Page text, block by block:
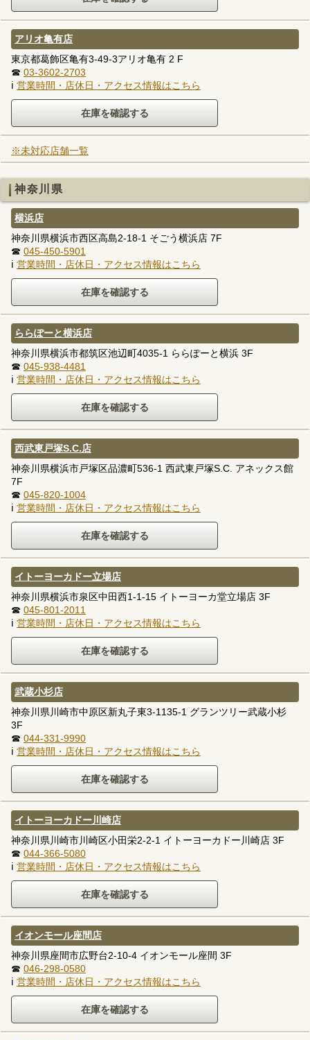
アリオ亀有店
東京都葛飾区亀有3-49-3アリオ亀有 2 F
☎ 03-3602-2703
ℹ 営業時間・店休日・アクセス情報はこちら
※未対応店舗一覧
神奈川県
横浜店
神奈川県横浜市西区高島2-18-1 そごう横浜店 7F
☎ 045-450-5901
ℹ 営業時間・店休日・アクセス情報はこちら
ららぽーと横浜店
神奈川県横浜市都筑区池辺町4035-1 ららぽーと横浜 3F
☎ 045-938-4481
ℹ 営業時間・店休日・アクセス情報はこちら
西武東戸塚S.C.店
神奈川県横浜市戸塚区品濃町536-1 西武東戸塚S.C. アネックス館
7F
☎ 045-820-1004
ℹ 営業時間・店休日・アクセス情報はこちら
イトーヨーカドー立場店
神奈川県横浜市泉区中田西1-1-15 イトーヨーカ堂立場店 3F
☎ 045-801-2011
ℹ 営業時間・店休日・アクセス情報はこちら
武蔵小杉店
神奈川県川崎市中原区新丸子東3-1135-1 グランツリー武蔵小杉
3F
☎ 044-331-9990
ℹ 営業時間・店休日・アクセス情報はこちら
イトーヨーカドー川崎店
神奈川県川崎市川崎区小田栄2-2-1 イトーヨーカドー川崎店 3F
☎ 044-366-5080
ℹ 営業時間・店休日・アクセス情報はこちら
イオンモール座間店
神奈川県座間市広野台2-10-4 イオンモール座間 3F
☎ 046-298-0580
ℹ 営業時間・店休日・アクセス情報はこちら